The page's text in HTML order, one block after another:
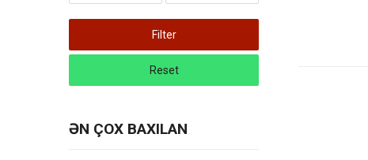
Filter
Reset
ƏN ÇOX BAXILAN